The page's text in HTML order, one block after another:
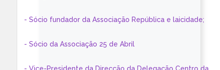
- Sócio fundador da Associação República e laicidade;
- Sócio da Associação 25 de Abril